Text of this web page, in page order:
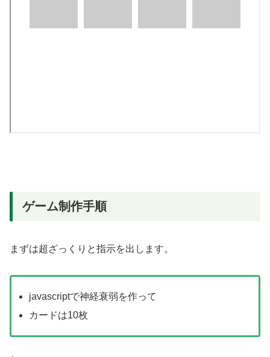
ゲーム制作手順
まずは超ざっくりと指示を出します。
javascriptで神経衰弱を作って
カードは10枚